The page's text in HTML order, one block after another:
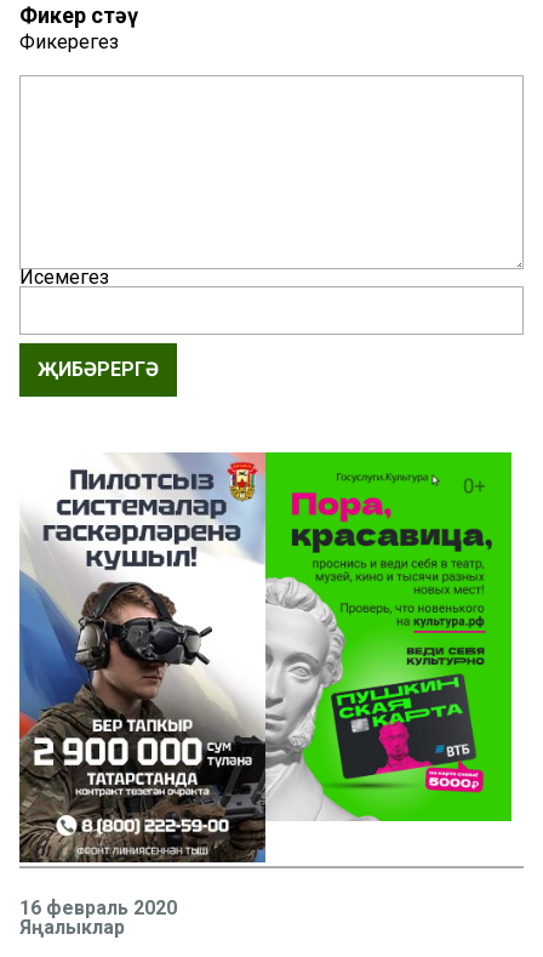
Фикер өстәү
Фикерегез
Исемегез
ҖИБӘРЕРГӘ
16 февраль 2020
Яңалыклар